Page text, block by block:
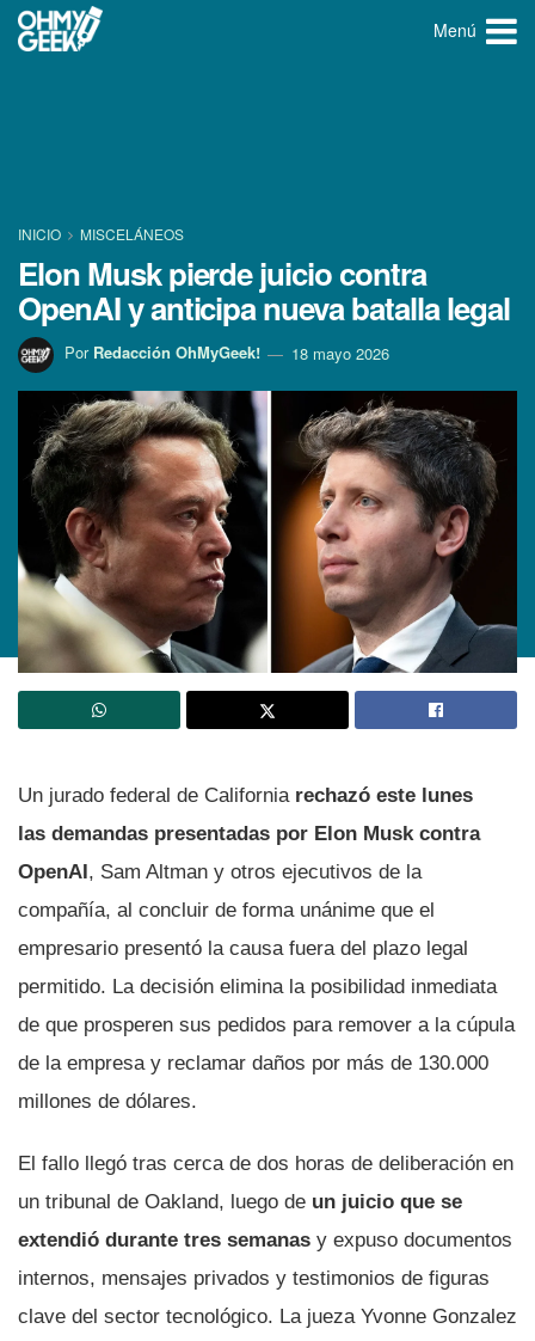
Menú
INICIO MISCELÁNEOS
Elon Musk pierde juicio contra
OpenAI y anticipa nueva batalla legal
Por Redacción OhMyGeek! 18 mayo 2026
Un jurado federal de California rechazó este lunes
las demandas presentadas por Elon Musk contra
OpenAI, Sam Altman y otros ejecutivos de la
compañía, al concluir de forma unánime que el
empresario presentó la causa fuera del plazo legal
permitido. La decisión elimina la posibilidad inmediata
de que prosperen sus pedidos para remover a la cúpula
de la empresa y reclamar daños por más de 130.000
millones de dólares.
El fallo llegó tras cerca de dos horas de deliberación en
un tribunal de Oakland, luego de un juicio que se
extendió durante tres semanas y expuso documentos
internos, mensajes privados y testimonios de figuras
clave del sector tecnológico. La jueza Yvonne Gonzalez